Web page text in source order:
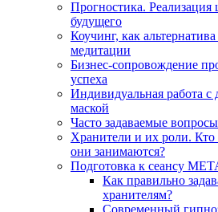
Прогностика.
будущего
Коучинг, как
медитации
Бизнес-сопровождение
успеха
Индивидуальная работа
маской
Часто задаваемые
Хранители и их роли. Кто
они занимаются?
Подготовка к сеансу
Как правильно
хранителям?
Современный